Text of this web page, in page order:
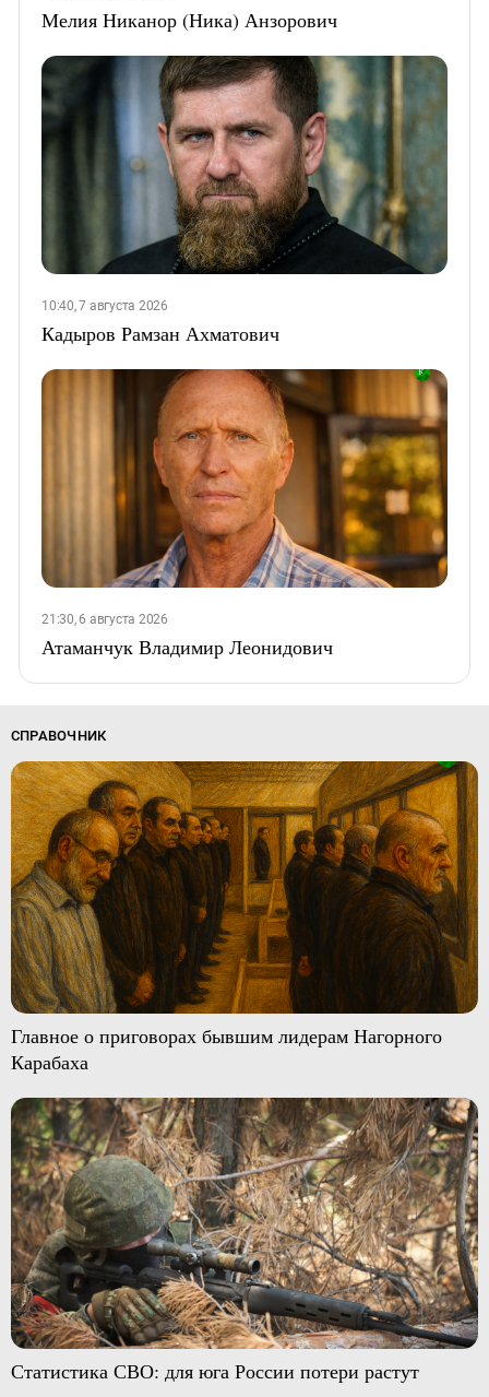
Мелия Никанор (Ника) Анзорович
10:40, 7 августа 2026
Кадыров Рамзан Ахматович
21:30, 6 августа 2026
Атаманчук Владимир Леонидович
СПРАВОЧНИК
Главное о приговорах бывшим лидерам Нагорного
Карабаха
Статистика СВО: для юга России потери растут